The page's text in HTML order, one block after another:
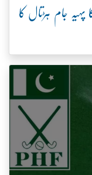
جام ہڑتال کا